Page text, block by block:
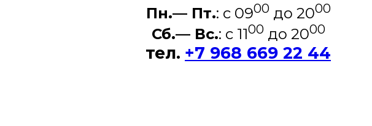
Пн.— Пт.: c 0900до 2000
Сб.— Вс.: c 1100до 2000
тел. +7 968 669 22 44